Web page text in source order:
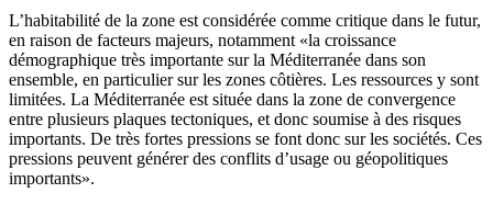
L’habitabilité de la zone est considérée comme critique dans le futur,
en raison de facteurs majeurs, notamment «la croissance
démographique très importante sur la Méditerranée dans son
ensemble, en particulier sur les zones côtières. Les ressources y sont
limitées. La Méditerranée est située dans la zone de convergence
entre plusieurs plaques tectoniques, et donc soumise à des risques
importants. De très fortes pressions se font donc sur les sociétés. Ces
pressions peuvent générer des conflits d’usage ou géopolitiques
importants».